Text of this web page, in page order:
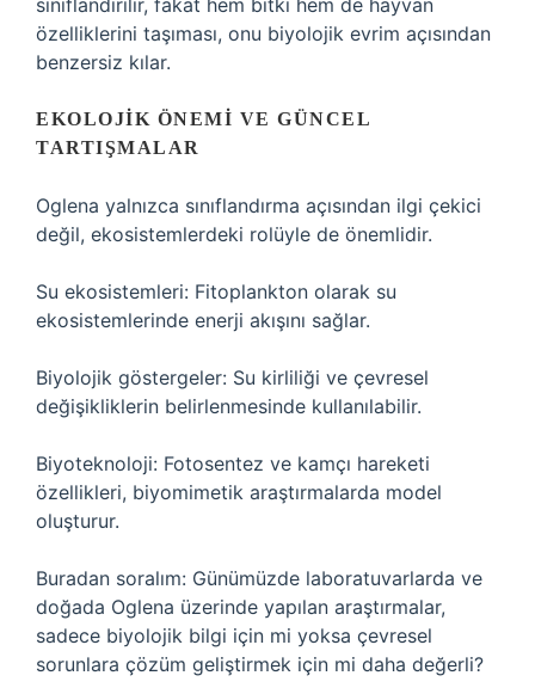
sınıflandırılır, fakat hem bitki hem de hayvan
özelliklerini taşıması, onu biyolojik evrim açısından
benzersiz kılar.
EKOLOJIK ÖNEMI VE GÜNCEL
TARTIŞMALAR
Oglena yalnızca sınıflandırma açısından ilgi çekici
değil, ekosistemlerdeki rolüyle de önemlidir.
Su ekosistemleri: Fitoplankton olarak su
ekosistemlerinde enerji akışını sağlar.
Biyolojik göstergeler: Su kirliliği ve çevresel
değişikliklerin belirlenmesinde kullanılabilir.
Biyoteknoloji: Fotosentez ve kamçı hareketi
özellikleri, biyomimetik araştırmalarda model
oluşturur.
Buradan soralım: Günümüzde laboratuvarlarda ve
doğada Oglena üzerinde yapılan araştırmalar,
sadece biyolojik bilgi için mi yoksa çevresel
sorunlara çözüm geliştirmek için mi daha değerli?